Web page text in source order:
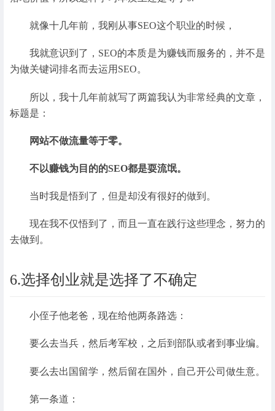
就像十几年前，我刚从事SEO这个职业的时候，
我就意识到了，SEO的本质是为赚钱而服务的，并不是
为做关键词排名而去运用SEO。
所以，我十几年前就写了两篇我认为非常经典的文章，
标题是：
网站不做流量等于零。
不以赚钱为目的的SEO都是耍流氓。
当时我是悟到了，但是却没有很好的做到。
现在我不仅悟到了，而且一直在践行这些理念，努力的
去做到。
6.选择创业就是选择了不确定
小侄子他老爸，现在给他两条路选：
要么去当兵，然后考军校，之后到部队或者到事业编。
要么去出国留学，然后留在国外，自己开公司做生意。
第一条道：